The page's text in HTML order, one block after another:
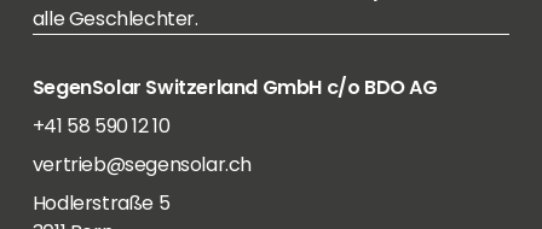
alle Geschlechter.
SegenSolar Switzerland GmbH c/o BDO AG
+41 58 590 12 10
vertrieb@segensolar.ch
Hodlerstraße 5